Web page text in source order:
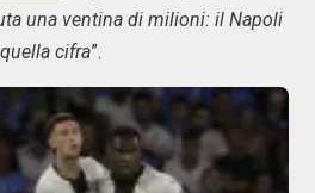
una ventina di milioni: il Napoli
cifra”.